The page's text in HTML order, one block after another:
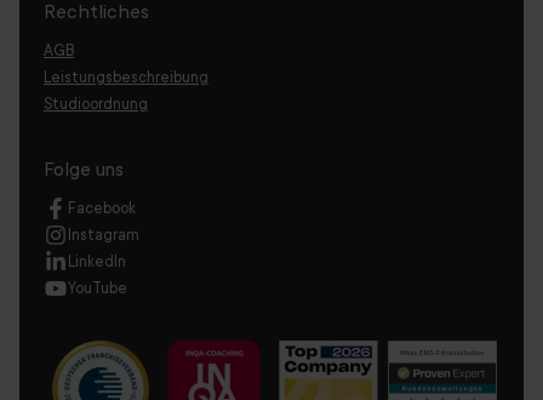
Rechtliches
AGB
Leistungsbeschreibung
Studioordnung
Folge uns
Facebook
Instagram
LinkedIn
YouTube